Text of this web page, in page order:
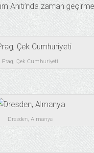
Anıtı’nda zaman
Prag, Çek Cumhuriyeti
Dresden, Almanya